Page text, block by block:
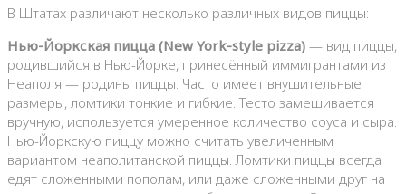
В Штатах различают несколько различных видов пиццы:
Нью-Йоркская пицца (New York-style pizza) — вид пиццы,
родившийся в Нью-Йорке, принесённый иммигрантами из
Неаполя — родины пиццы. Часто имеет внушительные
размеры, ломтики тонкие и гибкие. Тесто замешивается
вручную, используется умеренное количество соуса и сыра.
Нью-Йоркскую пиццу можно считать увеличенным
вариантом неаполитанской пиццы. Ломтики пиццы всегда
едят сложенными пополам, или даже сложенными друг на